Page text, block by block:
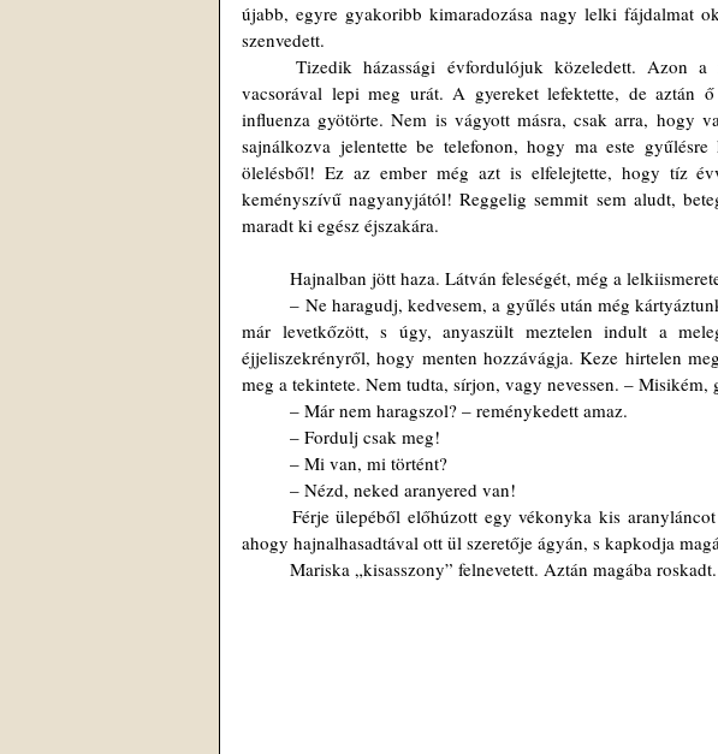
újabb, egyre gyakoribb kimaradozása nagy lelki fájdalmat
szenvedett.
	Tizedik házassági évfordulójuk közeledett. Azon a napon az asszonyka elhatározta, hogy finom
vacsorával lepi meg urát. A gyereket lefektette, de aztán
influenza gyötörte. Nem is vágyott másra, csak arra, hogy
sajnálkozva jelentette be telefonon, hogy ma este
ölelésből! Ez az ember még azt is elfelejtette, hogy tíz
keményszívű nagyanyjától! Reggelig semmit sem aludt,
maradt ki egész éjszakára.
Hajnalban jött haza. Látván feleségét, még a
	– Ne haragudj, kedvesem, a gyűlés után még kártyáztunk egy keveset. Hozzak neked valamit? – Közben
már levetkőzött, s úgy, anyaszült meztelen indult a
éjjeliszekrényről, hogy menten hozzávágja. Keze hirtelen
meg a tekintete. Nem tudta, sírjon, vagy nevessen. – Misikém,
	– Már nem haragszol? – reménykedett amaz.
	– Fordulj csak meg!
	– Mi van, mi történt?
	– Nézd, neked aranyered van!
ahogy hajnalhasadtával ott ül szeretője ágyán, s kapkodja
Mariska „kisasszony” felnevetett. Aztán magába